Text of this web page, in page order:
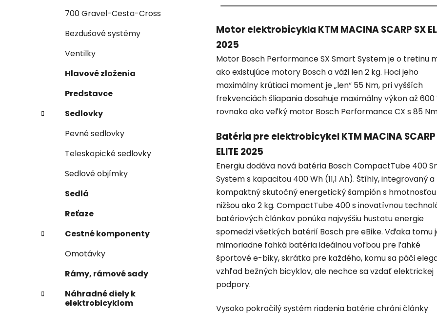
700 Gravel-Cesta-Cross
Bezdušové systémy
Ventilky
Hlavové zloženia
Predstavce
Sedlovky
Pevné sedlovky
Teleskopické sedlovky
Sedlové objímky
Sedlá
Reťaze
Cestné komponenty
Omotávky
Rámy, rámové sady
Náhradné diely k
elektrobicyklom
Motor elektrobicykla KTM MACINA SCARP SX
2025
Motor Bosch Performance SX Smart System je o tretinu
ako existujúce motory Bosch a váži len 2 kg. Hoci jeho
maximálny krútiaci moment je „len“ 55 Nm, pri vyšších
frekvenciách šliapania dosahuje maximálny výkon až 600
rovnako ako veľký motor Bosch Performance CX s 85
Batéria pre elektrobicykel KTM MACINA SCARP
ELITE 2025
Energiu dodáva nová batéria Bosch CompactTube 400
System s kapacitou 400 Wh (11,1 Ah). Štíhly, integrovaný a
kompaktný skutočný energetický šampión s hmotnosťou
nižšou ako 2 kg. CompactTube 400 s inovatívnou
batériových článkov ponúka najvyššiu hustotu energie
spomedzi všetkých batérií Bosch pre eBike. Vďaka tomu
mimoriadne ľahká batéria ideálnou voľbou pre ľahké
športové e-biky, skrátka pre každého, komu sa páči
vzhľad bežných bicyklov, ale nechce sa vzdať elektrickej
podpory.
Vysoko pokročilý systém riadenia batérie chráni články